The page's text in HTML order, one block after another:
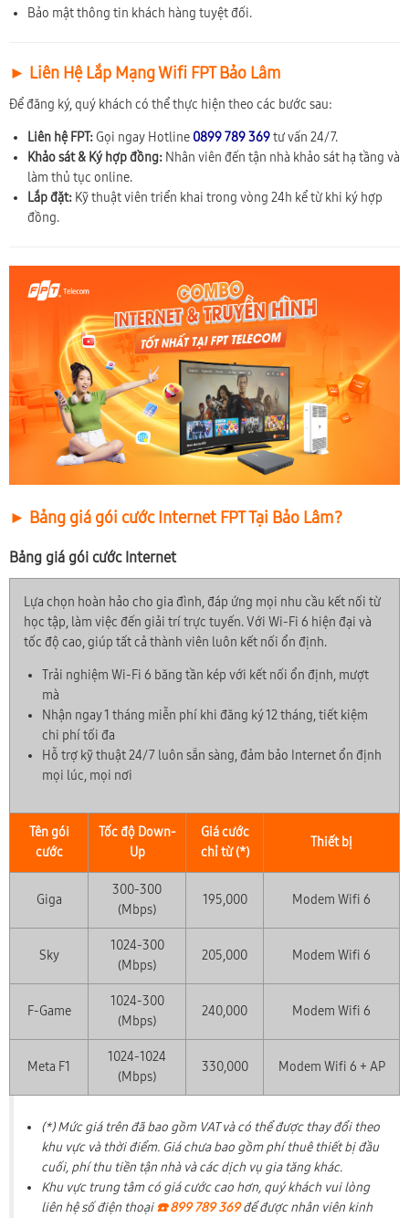
Bảo mật thông tin khách hàng tuyệt đối.
► Liên Hệ Lắp Mạng Wifi FPT Bảo Lâm
Để đăng ký, quý khách có thể thực hiện theo các bước sau:
Liên hệ FPT: Gọi ngay Hotline 0899 789 369tư vấn 24/7.
Khảo sát & Ký hợp đồng: Nhân viên đến tận nhà khảo sát hạ tầng và
làm thủ tục online.
Lắp đặt: Kỹ thuật viên triển khai trong vòng 24h kể từ khi ký hợp
đồng.
► Bảng giá gói cước Internet FPT Tại Bảo Lâm?
Bảng giá gói cước Internet
Lựa chọn hoàn hảo cho gia đình, đáp ứng mọi nhu cầu kết nối từ
học tập, làm việc đến giải trí trực tuyến. Với Wi-Fi 6 hiện đại và
tốc độ cao, giúp tất cả thành viên luôn kết nối ổn định.
Trải nghiệm Wi-Fi 6 băng tần kép với kết nối ổn định, mượt
mà
Nhận ngay 1 tháng miễn phí khi đăng ký 12 tháng, tiết kiệm
chi phí tối đa
Hỗ trợ kỹ thuật 24/7 luôn sẵn sàng, đảm bảo Internet ổn định
mọi lúc, mọi nơi
Tên gói
cước
Tốc độ Down-
Up
Giá cước
chỉ từ (*)
Thiết bị
Giga
300-300
(Mbps)
195,000 Modem Wifi 6
Sky
1024-300
(Mbps)
205,000 Modem Wifi 6
F-Game
1024-300
(Mbps)
240,000 Modem Wifi 6
Meta F1
1024-1024
(Mbps)
330,000 Modem Wifi 6 + AP
(*) Mức giá trên đã bao gồm VAT và có thể được thay đổi theo
khu vực và thời điểm. Giá chưa bao gồm phí thuê thiết bị đầu
cuối, phí thu tiền tận nhà và các dịch vụ gia tăng khác.
Khu vực trung tâm có giá cước cao hơn, quý khách vui lòng
liên hệ số điện thoại☎️ 899 789 369để được nhân viên kinh